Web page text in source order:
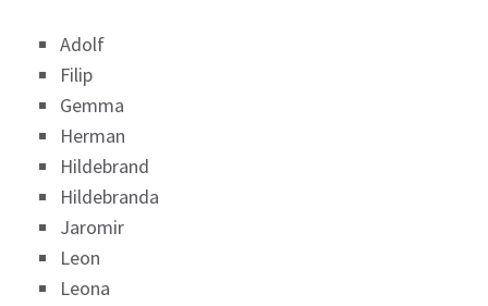
Adolf
Filip
Gemma
Herman
Hildebrand
Hildebranda
Jaromir
Leon
Leona